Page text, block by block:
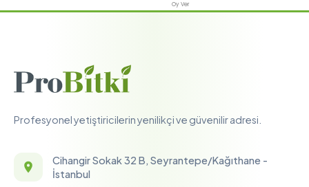
Oy Ver
Profesyonel yetiştiricilerin yenilikçi ve güvenilir adresi.
Cihangir Sokak 32 B, Seyrantepe/Kağıthane -
İstanbul